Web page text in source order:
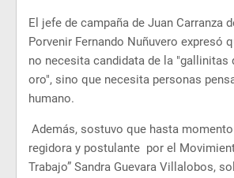
El jefe de campaña de Juan Carranza
Porvenir Fernando Nuñuvero expresó
no necesita candidata de la "gallinitas
oro", sino que necesita personas
humano.
Además, sostuvo que hasta
regidora y postulante por el
Trabajo” Sandra Guevara Villalobos,